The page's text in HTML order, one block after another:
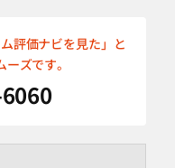
評価ナビを見た」と
ズです。